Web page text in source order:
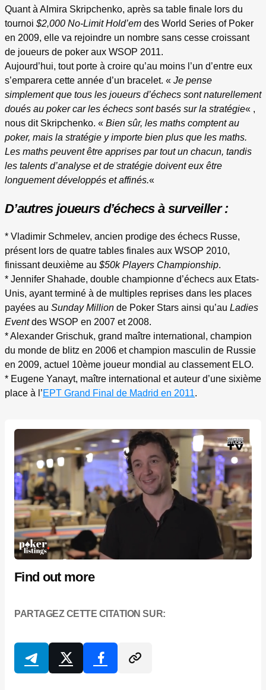
Quant à Almira Skripchenko, après sa table finale lors du
tournoi $2,000 No-Limit Hold’em des World Series of Poker
en 2009, elle va rejoindre un nombre sans cesse croissant
de joueurs de poker aux WSOP 2011.
Aujourd’hui, tout porte à croire qu’au moins l’un d’entre eux
s’emparera cette année d’un bracelet. « Je pense
simplement que tous les joueurs d’échecs sont naturellement
doués au poker car les échecs sont basés sur la stratégie« ,
nous dit Skripchenko. « Bien sûr, les maths comptent au
poker, mais la stratégie y importe bien plus que les maths.
Les maths peuvent être apprises par tout un chacun, tandis
les talents d’analyse et de stratégie doivent eux être
longuement développés et affinés.«
D’autres joueurs d’échecs à surveiller :
* Vladimir Schmelev, ancien prodige des échecs Russe,
présent lors de quatre tables finales aux WSOP 2010,
finissant deuxième au $50k Players Championship.
* Jennifer Shahade, double championne d’échecs aux Etats-
Unis, ayant terminé à de multiples reprises dans les places
payées au Sunday Million de Poker Stars ainsi qu’au Ladies
Eventdes WSOP en 2007 et 2008.
* Alexander Grischuk, grand maître international, champion
du monde de blitz en 2006 et champion masculin de Russie
en 2009, actuel 10ème joueur mondial au classement ELO.
* Eugene Yanayt, maître international et auteur d’une sixième
place à l’EPT Grand Final de Madrid en 2011.
Find out more
PARTAGEZ CETTE CITATION SUR: